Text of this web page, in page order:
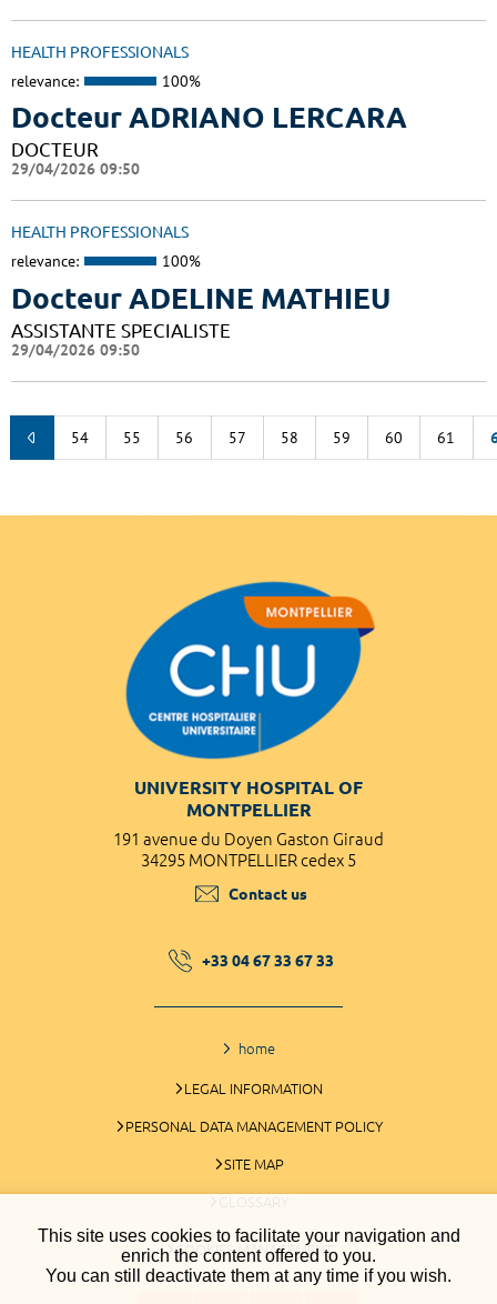
This site uses cookies to facilitate your navigation and
enrich the content offered to you.
You can still deactivate them at any time if you wish.
HEALTH PROFESSIONALS
relevance: 100%
Docteur ADRIANO LERCARA
DOCTEUR
29/04/2026 09:50
HEALTH PROFESSIONALS
relevance: 100%
Docteur ADELINE MATHIEU
ASSISTANTE SPECIALISTE
29/04/2026 09:50
54 55 56 57 58 59 60 61
UNIVERSITY HOSPITAL OF
MONTPELLIER
191 avenue du Doyen Gaston Giraud
34295 MONTPELLIER cedex 5
Contact us
+33 04 67 33 67 33
home
LEGAL INFORMATION
PERSONAL DATA MANAGEMENT POLICY
SITE MAP
GLOSSARY
COOKIES MANAGEMENT